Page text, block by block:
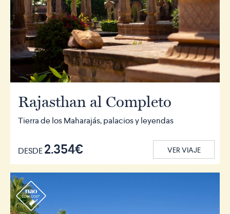
Rajasthan al Completo
Tierra de los Maharajás, palacios y leyendas
DESDE2.354€ VER VIAJE
r